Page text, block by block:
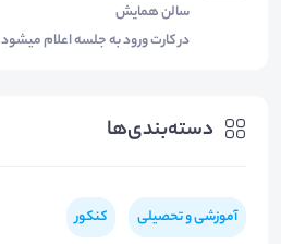
سالن همایش
در کارت ورود به جلسه اعلام میشود
دسته‌بندی‌ها
آموزشی و تحصیلی کنکور